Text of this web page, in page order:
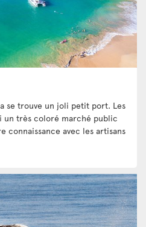
se trouve un joli petit port. Les
un très coloré marché public
connaissance avec les artisans